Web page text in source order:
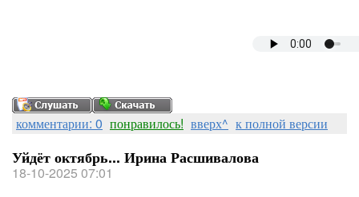
комментарии: 0 понравилось! вверх^ к полной версии
Уйдёт октябрь... Ирина Расшивалова
18-10-2025 07:01